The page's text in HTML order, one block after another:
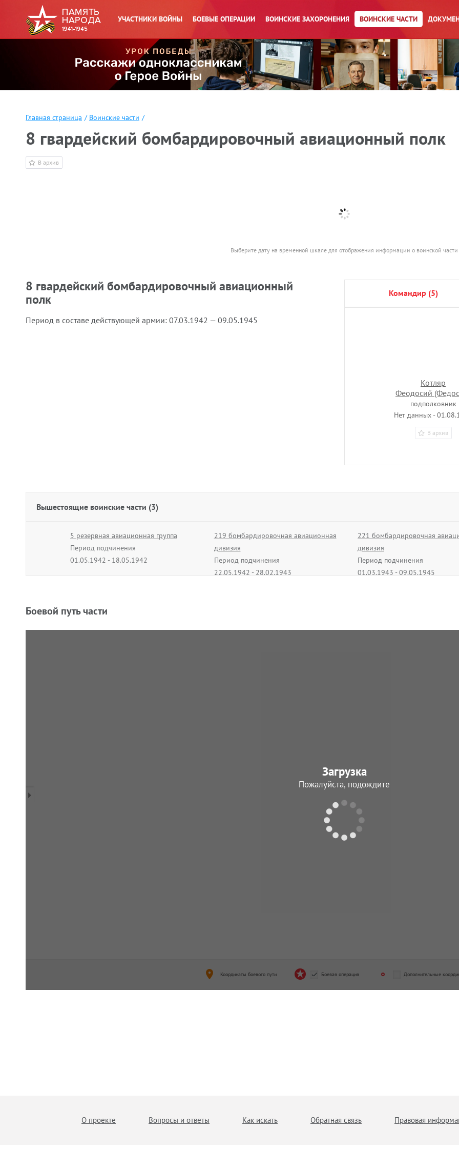
УЧАСТНИКИ ВОЙНЫ БОЕВЫЕ ОПЕРАЦИИ ВОИНСКИЕ ЗАХОРОНЕНИЯ ВОИНСКИЕ ЧАСТИ
Главная страница / Воинские части /
8 гвардейский бомбардировочный авиационный полк
В архив
Выберите дату на временной шкале для отображения информации о воинской части
8 гвардейский бомбардировочный авиационный
полк
Период в составе действующей армии: 07.03.1942 — 09.05.1945
командир (5)
Котляр
Феодосий
Порфирьевич
подполковник
Нет данных -
В архив
Вышестоящие воинские части (3)
5 резервная авиационная группа
Период подчинения
01.05.1942 - 18.05.1942
219 бомбардировочная авиационная
дивизия
Период подчинения
22.05.1942 - 28.02.1943
221 бомбардировочная
дивизия
Период подчинения
01.03.1943 - 09.05.1945
Боевой путь части
Координаты боевого пути Боевая операция Дополнительные
Загрузка
Пожалуйста, подождите
О проекте Вопросы и ответы Как искать Обратная связь Правовая